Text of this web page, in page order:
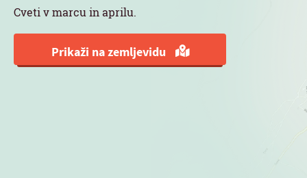
Cveti v marcu in aprilu.
Prikaži na zemljevidu